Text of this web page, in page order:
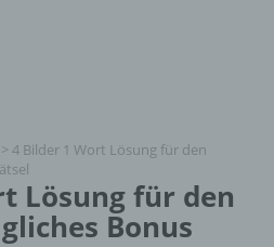
> 4 Bilder 1 Wort Lösung für den
Lösung für den
Bonus